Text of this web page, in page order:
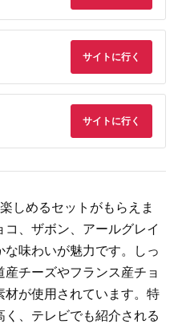
サイトに行く
サイトに行く
しめるセットがもらえま
、ザボン、アールグレイ
味わいが魅力です。しっ
チーズやフランス産チョ
材が使用されています。特
、テレビでも紹介される